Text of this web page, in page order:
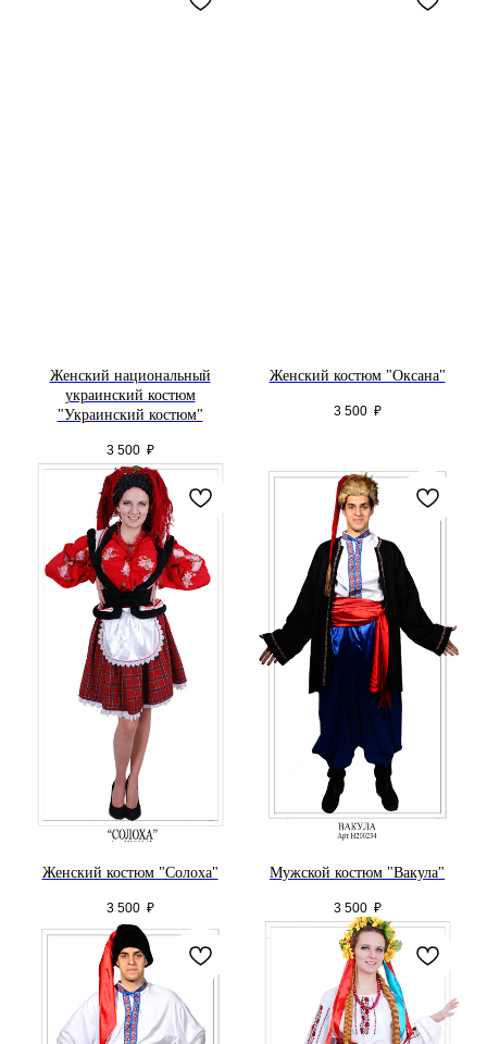
Женский национальный
украинский костюм
"Украинский костюм"
3 500 ₽
Женский костюм "Оксана"
3 500 ₽
Женский костюм "Солоха"
3 500 ₽
Мужской костюм "Вакула"
3 500 ₽